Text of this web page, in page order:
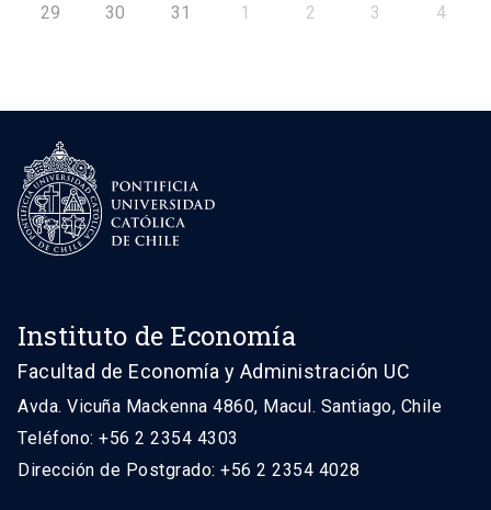
29 30 31 1 2 3 4
Instituto de Economía
Facultad de Economía y Administración UC
Avda. Vicuña Mackenna 4860, Macul. Santiago, Chile
Teléfono: +56 2 2354 4303
Dirección de Postgrado: +56 2 2354 4028